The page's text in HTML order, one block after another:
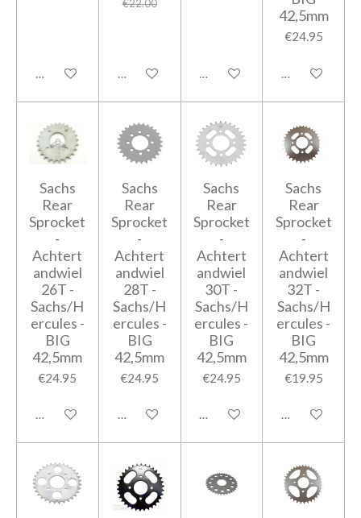
Add to cart
€22.00
Add to cart Add to cart
42,5mm
€24.95
Add to cart
Sachs
Rear
Sprocket
-
Achtert
andwiel
26T -
Sachs/H
ercules -
BIG
42,5mm
€24.95
Add to cart
Sachs
Rear
Sprocket
-
Achtert
andwiel
28T -
Sachs/H
ercules -
BIG
42,5mm
€24.95
Add to cart
Sachs
Rear
Sprocket
-
Achtert
andwiel
30T -
Sachs/H
ercules -
BIG
42,5mm
€24.95
Add to cart
Sachs
Rear
Sprocket
-
Achtert
andwiel
32T -
Sachs/H
ercules -
BIG
42,5mm
€19.95
Add to cart